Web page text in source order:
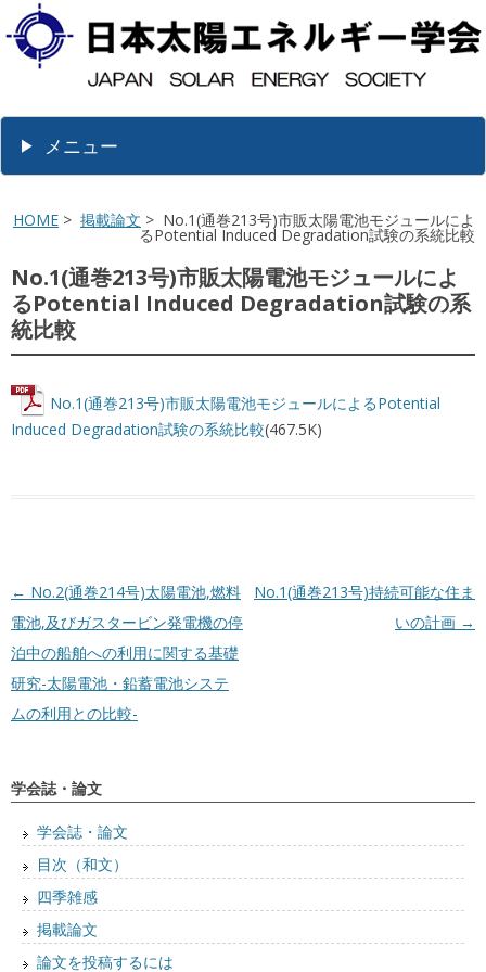
メニュー
HOME > 掲載論文 > No.1(通巻213号)市販太陽電池モジュールによ
るPotential Induced Degradation試験の系統比較
No.1(通巻213号)市販太陽電池モジュールによ
るPotential Induced Degradation試験の系
統比較
No.1(通巻213号)市販太陽電池モジュールによるPotential
Induced Degradation試験の系統比較(467.5K)
投稿ナビゲーション
← No.2(通巻214号)太陽電池,燃料
電池,及びガスタービン発電機の停
泊中の船舶への利用に関する基礎
研究-太陽電池・鉛蓄電池システ
ムの利用との比較-
No.1(通巻213号)持続可能な住ま
いの計画 →
学会誌・論文
学会誌・論文
目次（和文）
四季雑感
掲載論文
論文を投稿するには